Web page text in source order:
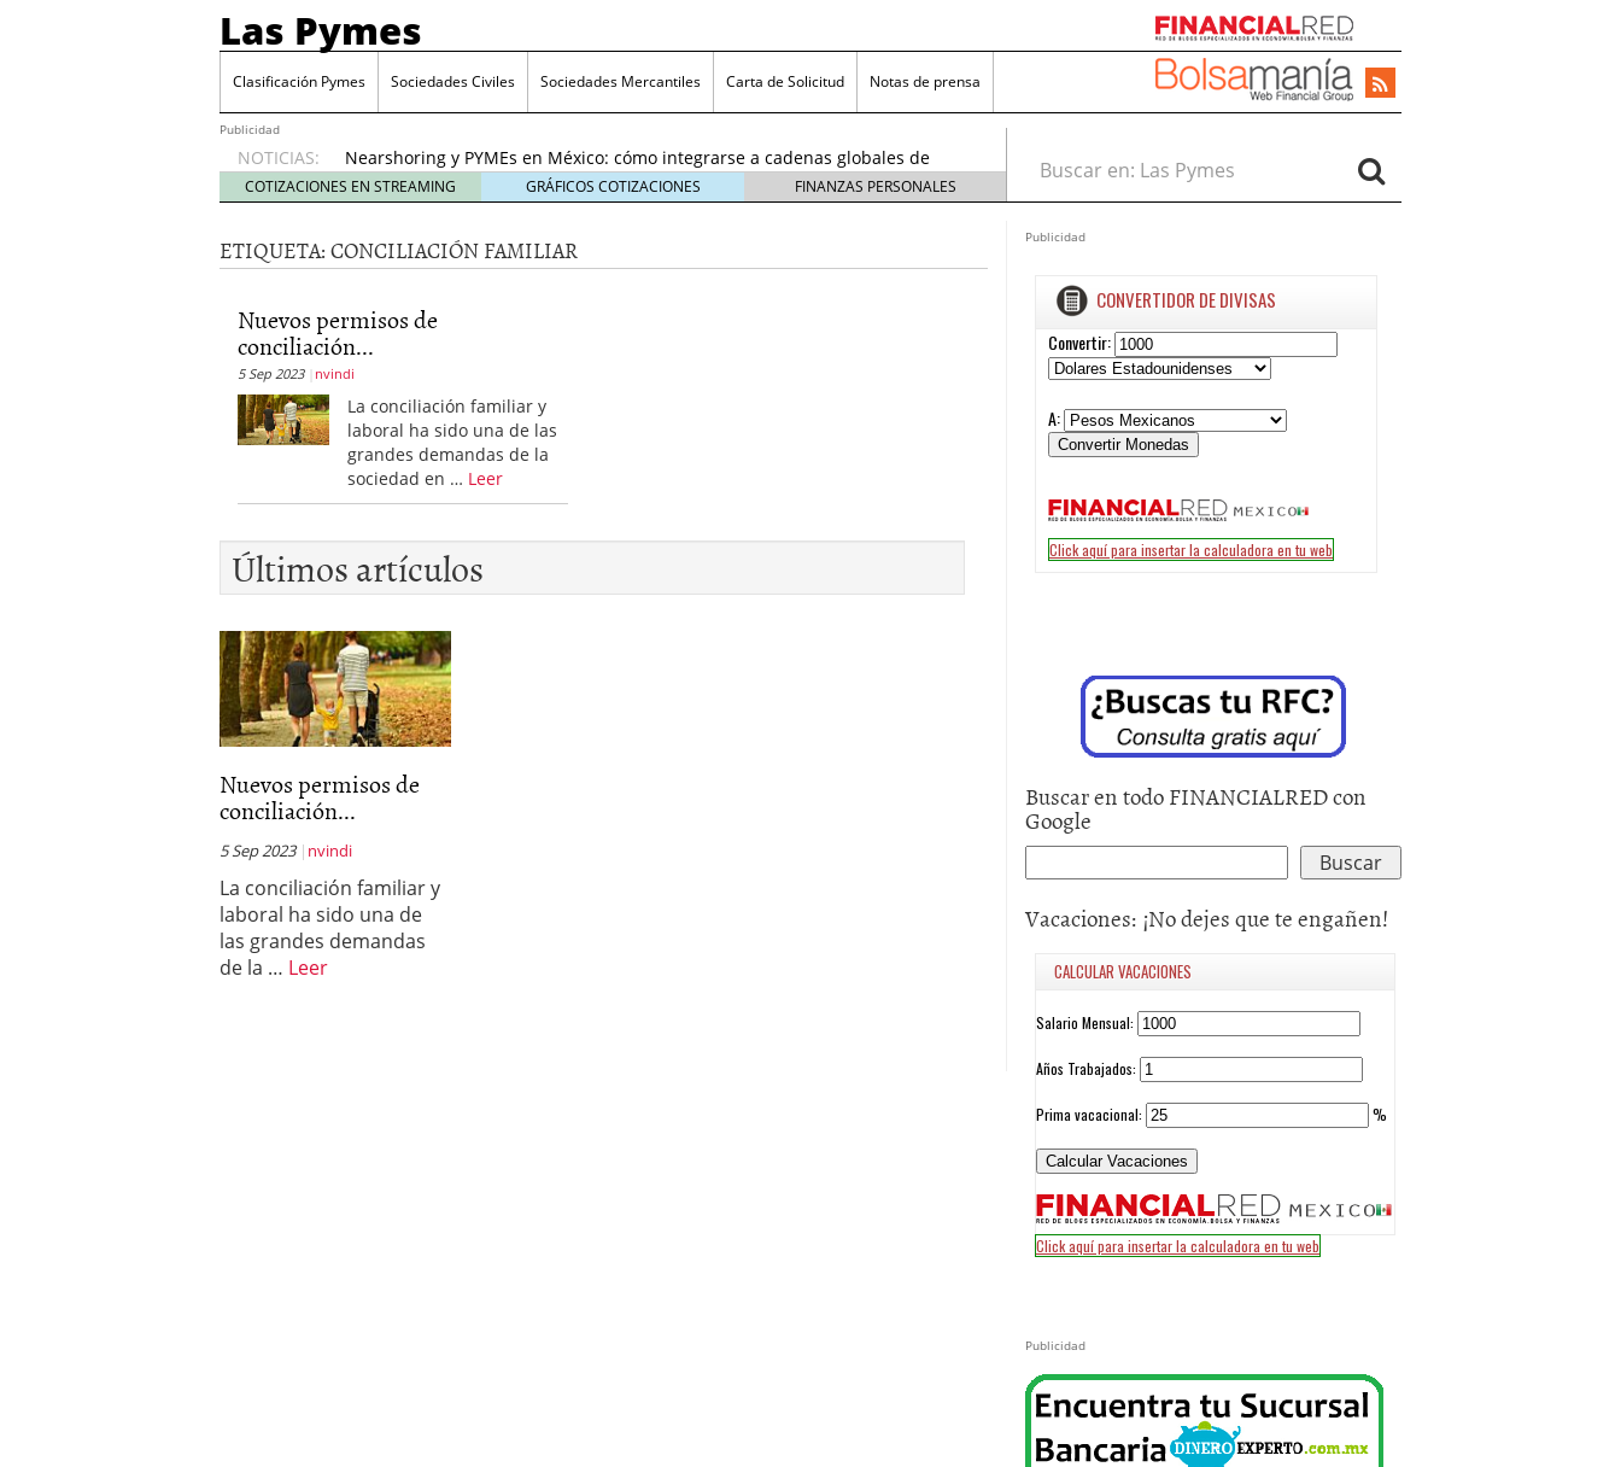
Las Pymes
Clasificación Pymes Sociedades Civiles Sociedades Mercantiles Carta de Solicitud Notas de prensa
Publicidad
NOTICIAS:
Retos de las PYMES Mexicanas rumbo al Mundial 2026: cómo prepararse
para la demanda de consumidores 6 enero, 2026
Turismo y PYMEs: qué segmentos están creciendo y cómo aprovechar la
Nearshoring y PYMEs en México: cómo integrarse a cadenas globales de
suministro 21 enero, 2026
El impacto del entorno económico 2026 en las pequeñas y medianas
Proveedores de Pemex en crisis: despidos y pérdidas en miles de PYMEs
Retos de las PYMES Mexicanas rumbo al Mundial 2026: cómo prepararse
para la demanda de consumidores
Turismo y PYMEs: qué segmentos están creciendo y cómo aprovechar la
demanda
COTIZACIONES EN STREAMING GRÁFICOS COTIZACIONES FINANZAS PERSONALES
Buscar en:
ETIQUETA:CONCILIACIÓN FAMILIAR
Nuevos permisos de
conciliación...
5 Sep 2023 nvindi
La conciliación familiar y
laboral ha sido una de las
grandes demandas de la
sociedad en … Leer
Últimos artículos
Nuevos permisos de
conciliación...
5 Sep 2023 nvindi
La conciliación familiar y
laboral ha sido una de
las grandes demandas
de la … Leer
Publicidad
Buscar en todo FINANCIALRED con
Google
Vacaciones: ¡No dejes que te engañen!
Publicidad